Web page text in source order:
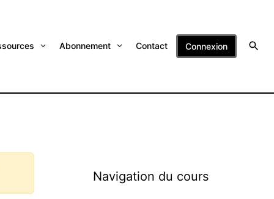
Abonnement Contact Connexion
Navigation du cours